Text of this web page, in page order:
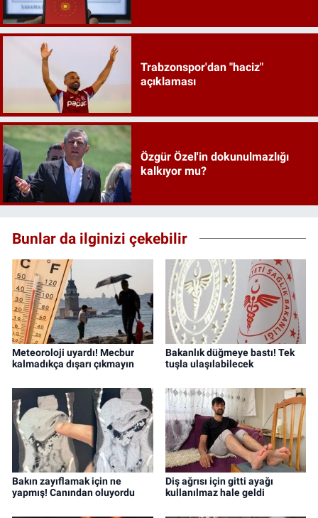
Trabzonspor'dan "haciz"
açıklaması
Özgür Özel'in dokunulmazlığı
kalkıyor mu?
Bunlar da ilginizi çekebilir
Meteoroloji uyardı! Mecbur
kalmadıkça dışarı çıkmayın
Bakanlık düğmeye bastı! Tek
tuşla ulaşılabilecek
Bakın zayıflamak için ne
yapmış! Canından oluyordu
Diş ağrısı için gitti ayağı
kullanılmaz hale geldi